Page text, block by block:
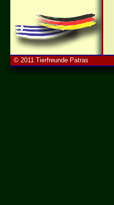
© 2011 Tierfreunde Patras